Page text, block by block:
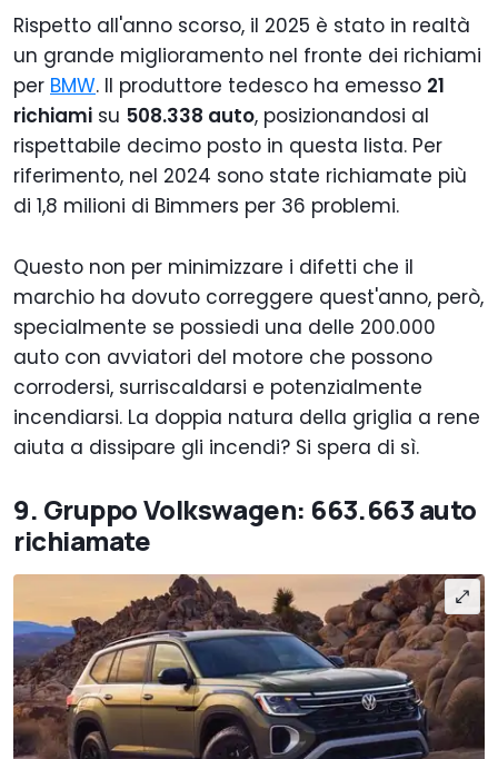
Rispetto all'anno scorso, il 2025 è stato in realtà
un grande miglioramento nel fronte dei richiami
per BMW. Il produttore tedesco ha emesso 21
richiami su 508.338 auto, posizionandosi al
rispettabile decimo posto in questa lista. Per
riferimento, nel 2024 sono state richiamate più
di 1,8 milioni di Bimmers per 36 problemi.
Questo non per minimizzare i difetti che il
marchio ha dovuto correggere quest'anno, però,
specialmente se possiedi una delle 200.000
auto con avviatori del motore che possono
corrodersi, surriscaldarsi e potenzialmente
incendiarsi. La doppia natura della griglia a rene
aiuta a dissipare gli incendi? Si spera di sì.
9. Gruppo Volkswagen: 663.663 auto
richiamate